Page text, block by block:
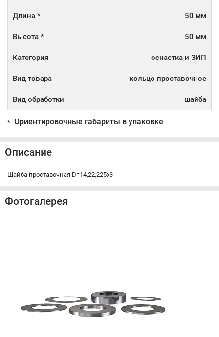
Длина * 50 мм
Высота * 50 мм
Категория оснастка и ЗИП
Вид товара кольцо проставочное
Вид обработки шайба
* Ориентировочные габариты в упаковке
Описание
Шайба проставочная D=14,22,225x3
Фотогалерея